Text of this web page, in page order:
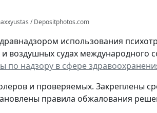
/ Depositphotos.com
использования
воздушных судах международного
надзору в сфере
и проверяемых. Закреплены
правила обжалования